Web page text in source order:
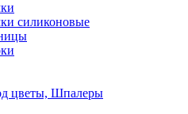
силиконовые
цветы, Шпалеры